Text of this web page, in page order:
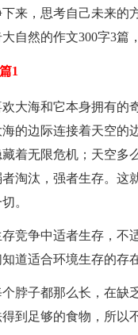
来，思考自己未来的
自然的作文300字3篇
1
大海和它本身拥有的
的边际连接着天空
着无限危机；天空多
淘汰，强者生存。
。
竞争中适者生存，不
道适合环境生存的存
脖子都那么长，在缺
到足够的食物，所以